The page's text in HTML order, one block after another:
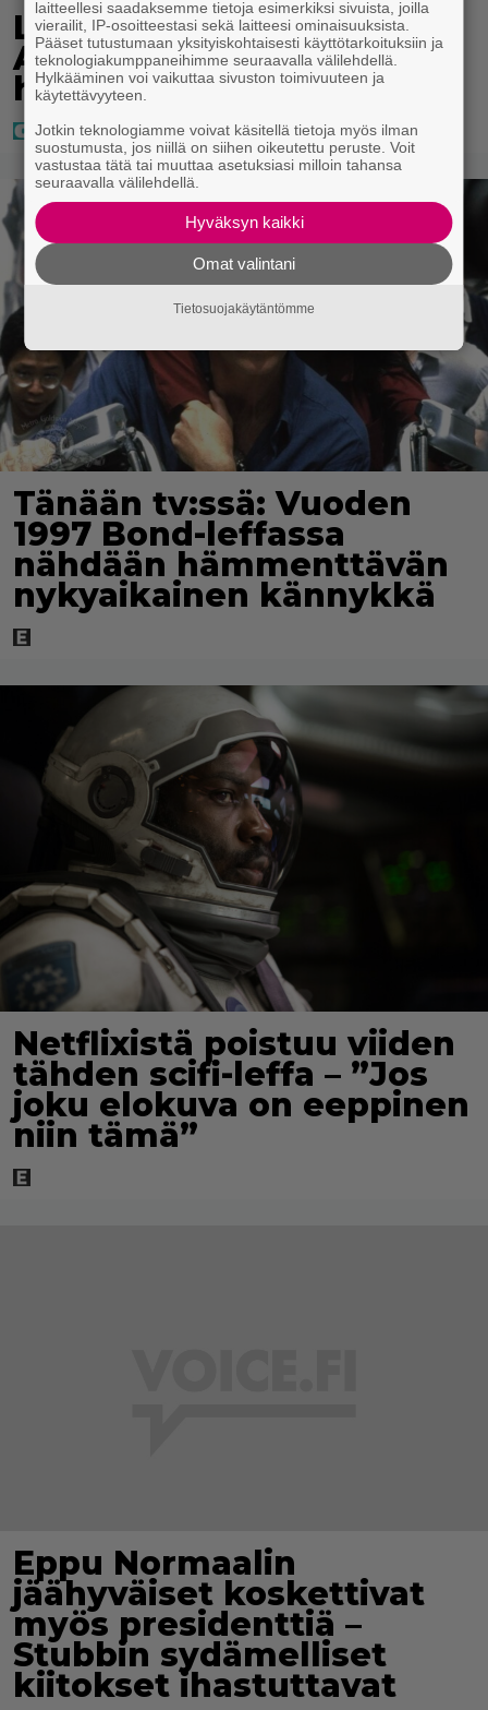
Laulaja Aki Samuli on nyt
Aki Kirvesniemi – tässä
hääkuva
Tänään tv:ssä: Vuoden
1997 Bond-leffassa
nähdään hämmenttävän
nykyaikainen kännykkä
Netflixistä poistuu viiden
tähden scifi-leffa – ”Jos
joku elokuva on eeppinen
niin tämä”
Eppu Normaalin
jäähyväiset koskettivat
myös presidenttiä –
Stubbin sydämelliset
kiitokset ihastuttavat
laitteellesi saadaksemme tietoja esimerkiksi sivuista, joilla
vierailit, IP-osoitteestasi sekä laitteesi ominaisuuksista.
Pääset tutustumaan yksityiskohtaisesti käyttötarkoituksiin ja
teknologiakumppaneihimme seuraavalla välilehdellä.
Hylkääminen voi vaikuttaa sivuston toimivuuteen ja
käytettävyyteen.
Jotkin teknologiamme voivat käsitellä tietoja myös ilman
suostumusta, jos niillä on siihen oikeutettu peruste. Voit
vastustaa tätä tai muuttaa asetuksiasi milloin tahansa
seuraavalla välilehdellä.
Hyväksyn kaikki
Omat valintani
Tietosuojakäytäntömme